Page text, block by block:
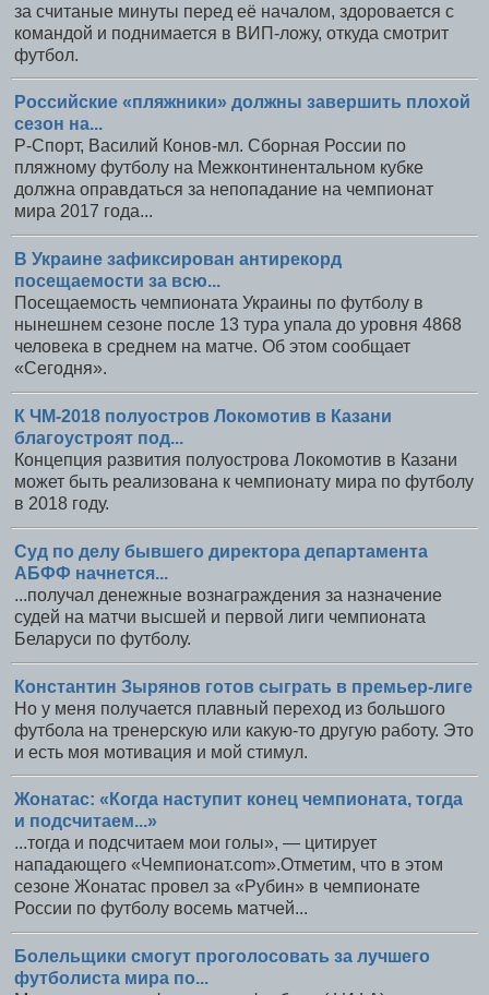
за считаные минуты перед её началом, здоровается с
командой и поднимается в ВИП-ложу, откуда смотрит
футбол.
Российские «пляжники» должны завершить плохой
сезон на...
Р-Спорт, Василий Конов-мл. Сборная России по
пляжному футболу на Межконтинентальном кубке
должна оправдаться за непопадание на чемпионат
мира 2017 года...
В Украине зафиксирован антирекорд
посещаемости за всю...
Посещаемость чемпионата Украины по футболу в
нынешнем сезоне после 13 тура упала до уровня 4868
человека в среднем на матче. Об этом сообщает
«Сегодня».
К ЧМ-2018 полуостров Локомотив в Казани
благоустроят под...
Концепция развития полуострова Локомотив в Казани
может быть реализована к чемпионату мира по футболу
в 2018 году.
Суд по делу бывшего директора департамента
АБФФ начнется...
...получал денежные вознаграждения за назначение
судей на матчи высшей и первой лиги чемпионата
Беларуси по футболу.
Константин Зырянов готов сыграть в премьер-лиге
Но у меня получается плавный переход из большого
футбола на тренерскую или какую-то другую работу. Это
и есть моя мотивация и мой стимул.
Жонатас: «Когда наступит конец чемпионата, тогда
и подсчитаем...»
...тогда и подсчитаем мои голы», — цитирует
нападающего «Чемпионат.com».Отметим, что в этом
сезоне Жонатас провел за «Рубин» в чемпионате
России по футболу восемь матчей...
Болельщики смогут проголосовать за лучшего
футболиста мира по...